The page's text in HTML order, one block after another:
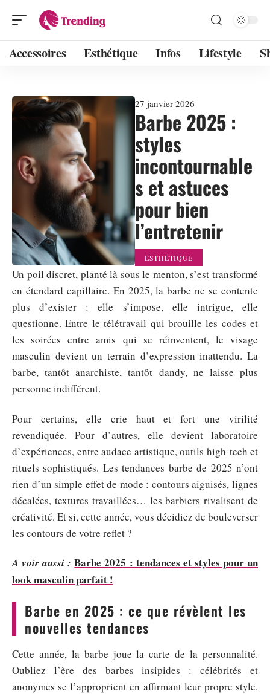
Accessoires Esthétique Infos Lifestyle
27 janvier 2026
Barbe 2025 :
styles
incontournable
s et astuces
pour bien
l’entretenir
ESTHÉTIQUE
Un poil discret, planté là sous le menton, s’est transformé
en étendard capillaire. En 2025, la barbe ne se contente
plus d’exister : elle s’impose, elle intrigue, elle
questionne. Entre le télétravail qui brouille les codes et
les soirées entre amis qui se réinventent, le visage
masculin devient un terrain d’expression inattendu. La
barbe, tantôt anarchiste, tantôt dandy, ne laisse plus
personne indifférent.
Pour certains, elle crie haut et fort une virilité
revendiquée. Pour d’autres, elle devient laboratoire
d’expériences, entre audace artistique, outils high-tech et
rituels sophistiqués. Les tendances barbe de 2025 n’ont
rien d’un simple effet de mode : contours aiguisés, lignes
décalées, textures travaillées… les barbiers rivalisent de
créativité. Et si, cette année, vous décidiez de bouleverser
les contours de votre reflet ?
A voir aussi : Barbe 2025 : tendances et styles pour un
look masculin parfait !
Barbe en 2025 : ce que révèlent les
nouvelles tendances
Cette année, la barbe joue la carte de la personnalité.
Oubliez l’ère des barbes insipides : célébrités et
anonymes se l’approprient en affirmant leur propre style.